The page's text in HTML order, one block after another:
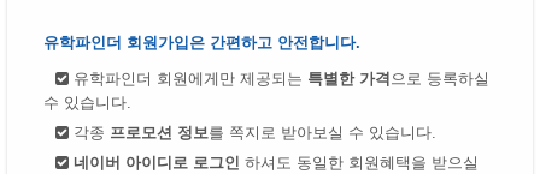
유학파인더 회원가입은 간편하고 안전합니다.
유학파인더 회원에게만 제공되는 특별한 가격 으로 등록하실
수 있습니다.
각종 프로모션 정보를 쪽지로 받아보실 수 있습니다.
네이버 아이디로 로그인 하셔도 동일한 회원혜택을 받으실